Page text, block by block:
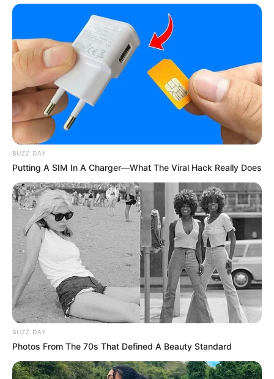
BUZZ DAY
Putting A SIM In A Charger—What The Viral Hack Really Does
BUZZ DAY
Photos From The 70s That Defined A Beauty Standard